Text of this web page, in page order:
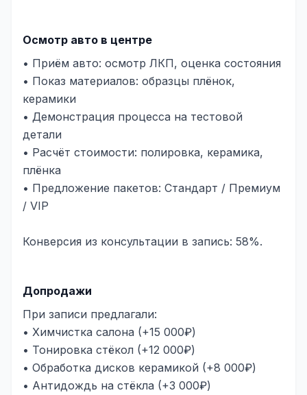
Осмотр авто в центре
• Приём авто: осмотр ЛКП, оценка состояния
• Показ материалов: образцы плёнок,
керамики
• Демонстрация процесса на тестовой
детали
• Расчёт стоимости: полировка, керамика,
плёнка
• Предложение пакетов: Стандарт / Премиум
/ VIP
Конверсия из консультации в запись: 58%.
Допродажи
При записи предлагали:
• Химчистка салона (+15 000₽)
• Тонировка стёкол (+12 000₽)
• Обработка дисков керамикой (+8 000₽)
• Антидождь на стёкла (+3 000₽)